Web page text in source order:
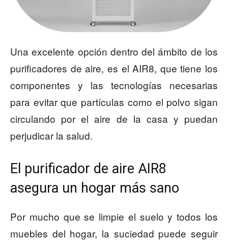
Una excelente opción dentro del ámbito de los
purificadores de aire, es el AIR8, que tiene los
componentes y las tecnologías necesarias
para evitar que partículas como el polvo sigan
circulando por el aire de la casa y puedan
perjudicar la salud.
El purificador de aire AIR8
asegura un hogar más sano
Por mucho que se limpie el suelo y todos los
muebles del hogar, la suciedad puede seguir